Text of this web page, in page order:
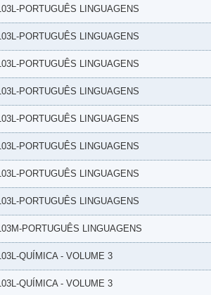
PORTUGUÊS LINGUAGENS
PORTUGUÊS LINGUAGENS
PORTUGUÊS LINGUAGENS
PORTUGUÊS LINGUAGENS
PORTUGUÊS LINGUAGENS
PORTUGUÊS LINGUAGENS
PORTUGUÊS LINGUAGENS
PORTUGUÊS LINGUAGENS
PORTUGUÊS LINGUAGENS
QUÍMICA - VOLUME 3
QUÍMICA - VOLUME 3